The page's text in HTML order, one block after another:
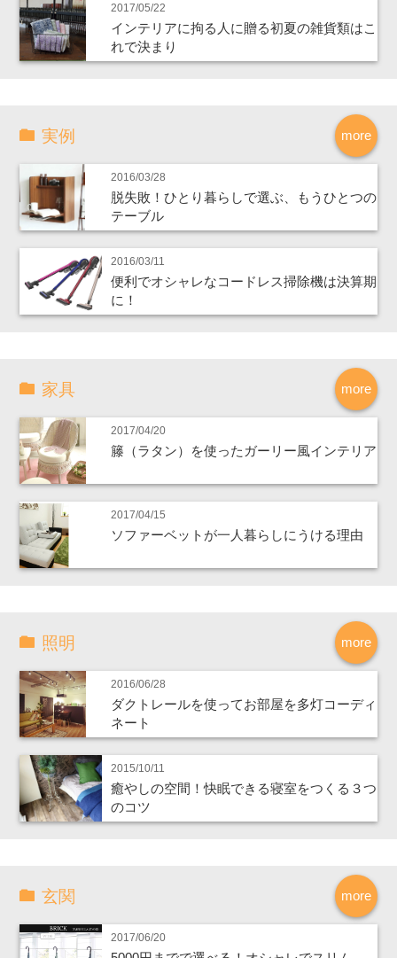
2017/05/22
インテリアに拘る人に贈る初夏の雑貨類はこ
れで決まり
more
実例
2016/03/28
脱失敗！ひとり暮らしで選ぶ、もうひとつの
テーブル
2016/03/11
便利でオシャレなコードレス掃除機は決算期
に！
more
家具
2017/04/20
籐（ラタン）を使ったガーリー風インテリア
2017/04/15
ソファーベットが一人暮らしにうける理由
more
照明
2016/06/28
ダクトレールを使ってお部屋を多灯コーディ
ネート
2015/10/11
癒やしの空間！快眠できる寝室をつくる３つ
のコツ
more
玄関
2017/06/20